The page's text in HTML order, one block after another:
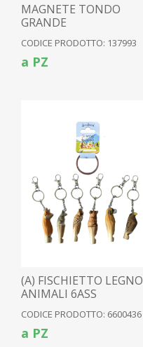
MAGNETE TONDO
GRANDE
CODICE PRODOTTO: 137993
a PZ
(A) FISCHIETTO LEGNO
ANIMALI 6ASS
CODICE PRODOTTO: 6600436
a PZ